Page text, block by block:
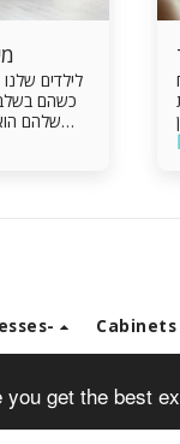
get the best
לילדים
כשהם
שלהם
שהם
Cabinets